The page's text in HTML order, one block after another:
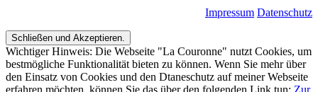
Impressum Datenschutz
Wichtiger Hinweis: Die Webseite "La Couronne" nutzt Cookies, um
bestmögliche Funktionalität bieten zu können. Wenn Sie mehr über
den Einsatz von Cookies und den Dtaneschutz auf meiner Webseite